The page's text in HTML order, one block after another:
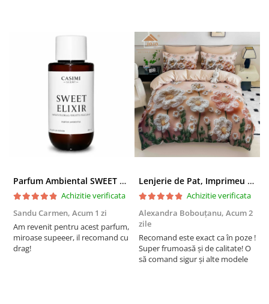
Parfum Ambiental SWEET ELIXIR
Achizitie verificata
Sandu Carmen, Acum 1 zi
Am revenit pentru acest parfum,
miroase supeeer, il recomand cu
drag!
Lenjerie de Pat, Imprimeu 5D, Pat Dublu, Cearsaf cu Elastic
Achizitie verificata
Alexandra Bobouțanu, Acum 2
zile
Recomand este exact ca în poze !
Super frumoasă și de calitate! O
să comand sigur și alte modele